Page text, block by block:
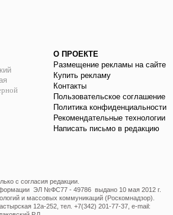
О ПРОЕКТЕ
Размещение рекламы на сайте
Купить рекламу
Контакты
Пользовательское соглашение
Политика конфиденциальности
Рекомендательные технологии
Написать письмо в редакцию
с согласия редакции.
ЭЛ №ФС77 - 49786 выдано 10 мая 2012 г.
и массовых коммуникаций (Роскомнадзор).
12а-252, тел. +7(342) 201-77-37, e-mail: